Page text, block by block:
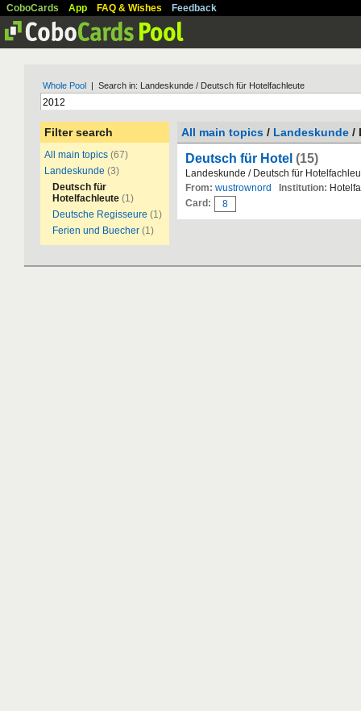
CoboCards App FAQ & Wishes Feedback
Whole Pool | Search in: Landeskunde / Deutsch für Hotelfachleute
Filter search
All main topics (67)
Landeskunde (3)
Deutsch für
Hotelfachleute (1)
Deutsche Regisseure (1)
Ferien und Buecher (1)
All main topics / Landeskunde /
Deutsch für Hotel (15)
Landeskunde / Deutsch für
From: wustrownord Institution:
Card:
8